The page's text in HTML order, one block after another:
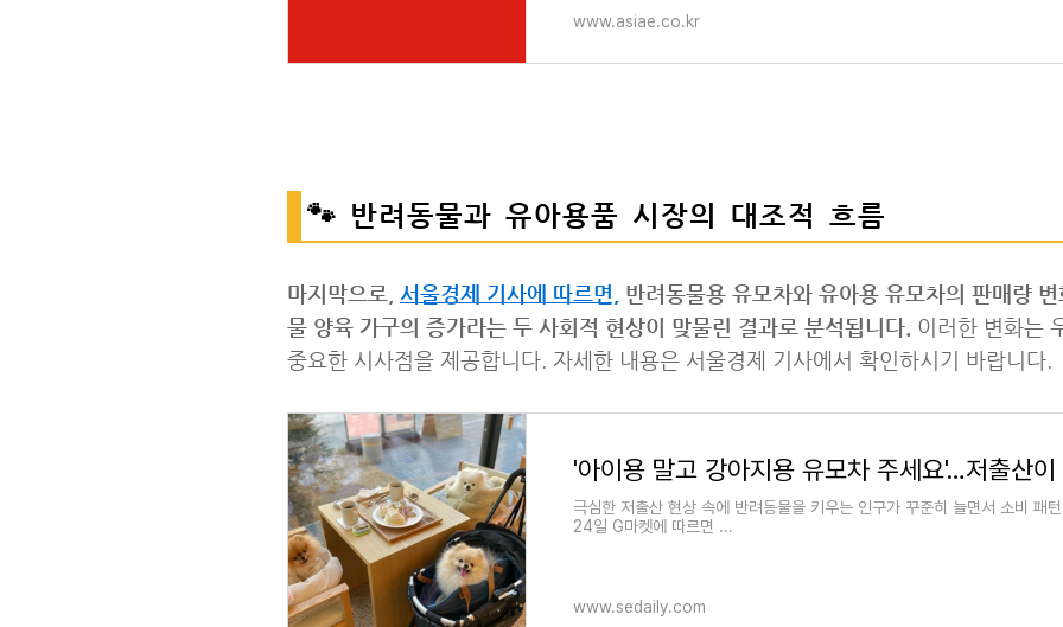
www.asiae.co.kr
🐾 반려동물과 유아용품 시장의 대조적 흐름
마지막으로, 서울경제 기사에 따르면,
반려동물용 유모차와 유아용 유모차의 판매량
물 양육 가구의 증가라는 두 사회적 현상이 맞물린 결과로 분석됩니다. 이러한 변화는
중요한 시사점을 제공합니다. 자세한 내용은 서울경제 기사에서 확인하시기 바랍니다.
극심한 저출산 현상 속에 반려동물을 키우는 인구가 꾸준히 늘면서 소비 패
24일 G마켓에 따르면 ...
www.sedaily.com